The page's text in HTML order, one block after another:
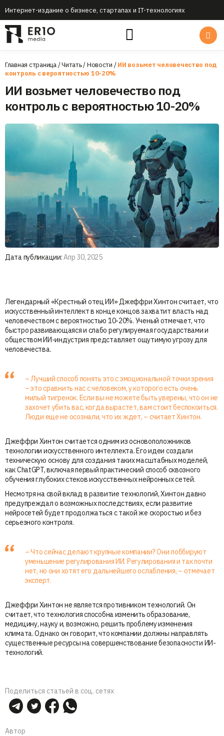
Интернет-издание о бизнесе, стартапах и IT-технологиях
Главная страница/Читать/Новости /ИИ возьмет человечество под
контроль с вероятностью 10-20%
ИИ возьмет человечество под
контроль с вероятностью 10-20%
Дата публикации:Апр 30, 2025
Легендарный «Крестный отец ИИ» Джеффри Хинтон считает, что
искусственный интеллект в конце концов захватит власть над
человечеством с вероятностью 10-20%. Ученый отмечает, что
быстро развивающаяся и слабо регулируемая государствами и
обществом ИИ-индустрия представляет ощутимую угрозу для
человечества.
– Лучший способ понять это с эмоциональной точки зрения
– это сравнить нас с человеком, у которого есть очень
милый тигренок. Если вы не можете быть уверены, что он не
захочет убить вас, когда вырастет, вам стоит беспокоиться.
Люди еще не осознали, что их ждет, – считает Хинтон.
Джеффри Хинтон считается одним из основоположников
технологии искусственного интеллекта. Его идеи создали
техническую основу для создания таких масштабных моделей,
как ChatGPT, включая первый практический способ сквозного
обучения глубоких стеков искусственных нейронных сетей.
Несмотря на свой вклад в развитие технологий, Хинтон давно
предупреждал о возможных последствиях, если развитие
нейросетей будет продолжаться с такой же скоростью и без
серьезного контроля.
– Что сейчас делают крупные компании? Они лоббируют
уменьшение регулирования ИИ. Регулирования и так почти
нет, но они хотят его дальнейшего ослабления, – отмечает
эксперт.
Джеффри Хинтон не является противником технологий. Он
считает, что технология способна изменить образование,
медицину, науку и, возможно, решить проблему изменения
климата. Однако он говорит, что компании должны направлять
существенные ресурсы на совершенствование безопасности ИИ-
технологий.
Поделиться статьей в соц. сетях
Автор